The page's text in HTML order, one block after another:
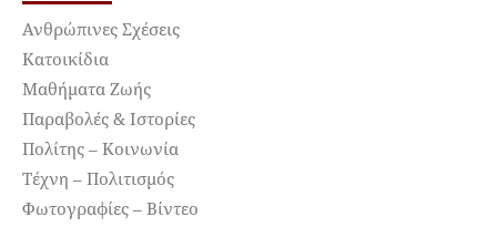
Ανθρώπινες Σχέσεις
Κατοικίδια
Μαθήματα Ζωής
Παραβολές & Ιστορίες
Πολίτης – Κοινωνία
Τέχνη – Πολιτισμός
Φωτογραφίες – Βίντεο